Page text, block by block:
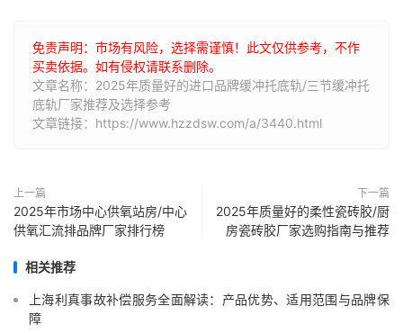
免责声明：市场有风险，选择需谨慎！此文仅供参考，不作
买卖依据。如有侵权请联系删除。
文章名称：2025年质量好的进口品牌缓冲托底轨/三节缓冲托
底轨厂家推荐及选择参考
文章链接：https://www.hzzdsw.com/a/3440.html
上一篇
2025年市场中心供氧站房/中心
供氧汇流排品牌厂家排行榜
下一篇
2025年质量好的柔性瓷砖胶/厨
房瓷砖胶厂家选购指南与推荐
相关推荐
上海利真事故补偿服务全面解读：产品优势、适用范围与品牌保
障